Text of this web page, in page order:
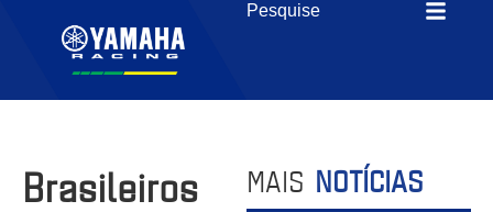
Brasileiros MAIS NOTÍCIAS